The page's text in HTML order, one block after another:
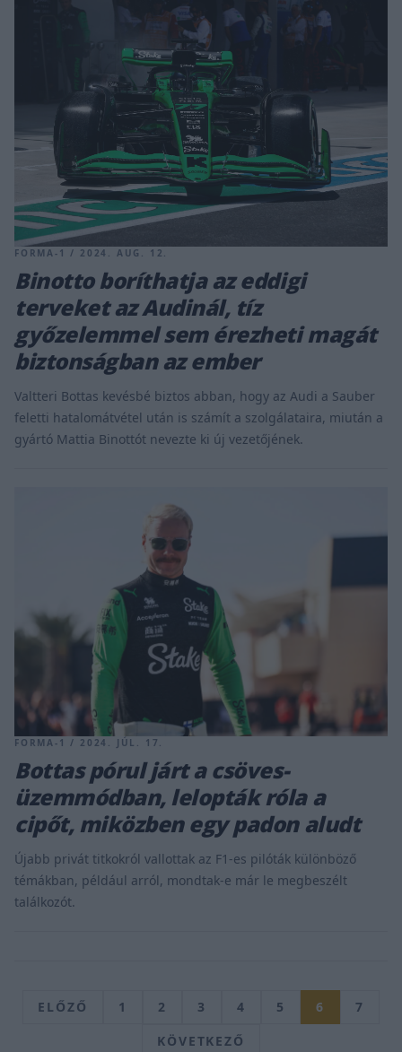
FORMA-1 / 2024. AUG. 12.
Binotto boríthatja az eddigi
terveket az Audinál, tíz
győzelemmel sem érezheti magát
biztonságban az ember
Valtteri Bottas kevésbé biztos abban, hogy az Audi a Sauber
feletti hatalomátvétel után is számít a szolgálataira, miután a
gyártó Mattia Binottót nevezte ki új vezetőjének.
FORMA-1 / 2024. JÚL. 17.
Bottas pórul járt a csöves-
üzemmódban, lelopták róla a
cipőt, miközben egy padon aludt
Újabb privát titkokról vallottak az F1-es pilóták különböző
témákban, például arról, mondtak-e már le megbeszélt
találkozót.
ELŐZŐ 1 2 3 4 5 6
7
KÖVETKEZŐ